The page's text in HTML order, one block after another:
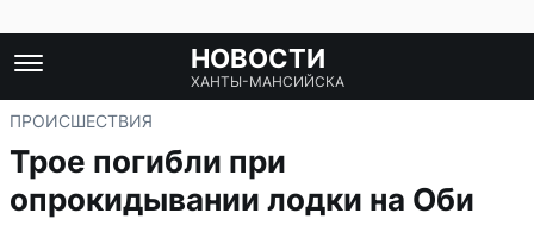
НОВОСТИ
ХАНТЫ-МАНСИЙСКА
ПРОИСШЕСТВИЯ
Трое погибли при
опрокидывании лодки на Оби